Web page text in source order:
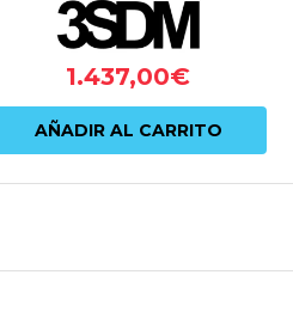
1.437,00€
AÑADIR AL CARRITO